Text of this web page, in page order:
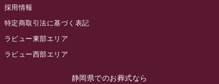
静岡県でのお葬式なら
採用情報
特定商取引法に基づく表記
ラビュー東部エリア
ラビュー西部エリア